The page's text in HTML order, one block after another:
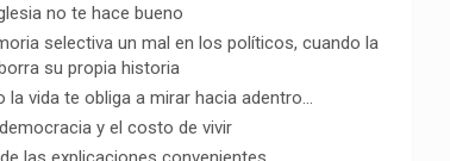
no te hace bueno
selectiva un mal en los políticos, cuando la
su propia historia
la vida te obliga a mirar hacia adentro…
y el costo de vivir